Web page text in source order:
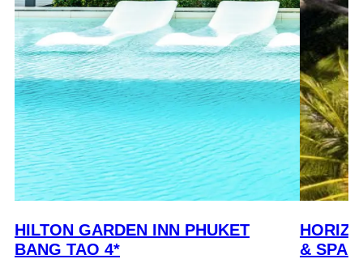
HILTON GARDEN INN PHUKET
BANG TAO 4*
& SPA